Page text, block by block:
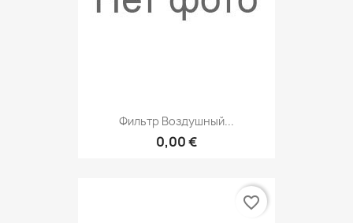
Фильтр Воздушный...
0,00 €
favorite_border